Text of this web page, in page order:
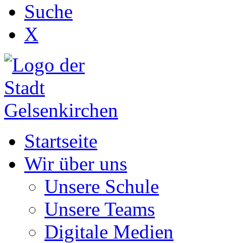
Suche
X
Startseite
Wir über uns
Unsere Schule
Unsere Teams
Digitale Medien